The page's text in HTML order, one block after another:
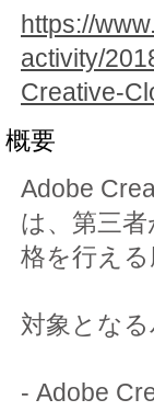
https://
activity/
Creative-
概要
Adobe
は、第三
格を行え
対象とな
- Adobe